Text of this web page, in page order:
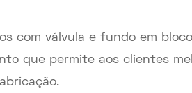
com válvula e fundo em
que permite aos clientes